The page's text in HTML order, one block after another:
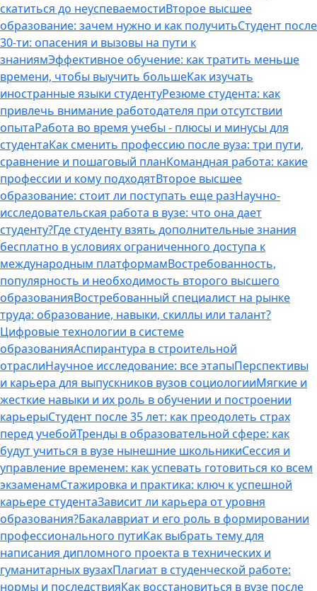
скатиться до неуспеваемостиВторое высшее
образование: зачем нужно и как получитьСтудент после
30-ти: опасения и вызовы на пути к
знаниямЭффективное обучение: как тратить меньше
времени, чтобы выучить большеКак изучать
иностранные языки студентуРезюме студента: как
привлечь внимание работодателя при отсутствии
опытаРабота во время учебы - плюсы и минусы для
студентаКак сменить профессию после вуза: три пути,
сравнение и пошаговый планКомандная работа: какие
профессии и кому подходятВторое высшее
образование: стоит ли поступать еще разНаучно-
исследовательская работа в вузе: что она дает
студенту?Где студенту взять дополнительные знания
бесплатно в условиях ограниченного доступа к
международным платформамВостребованность,
популярность и необходимость второго высшего
образованияВостребованный специалист на рынке
труда: образование, навыки, скиллы или талант?
Цифровые технологии в системе
образованияАспирантура в строительной
отраслиНаучное исследование: все этапыПерспективы
и карьера для выпускников вузов социологииМягкие и
жесткие навыки и их роль в обучении и построении
карьерыСтудент после 35 лет: как преодолеть страх
перед учебойТренды в образовательной сфере: как
будут учиться в вузе нынешние школьникиСессия и
управление временем: как успевать готовиться ко всем
экзаменамСтажировка и практика: ключ к успешной
карьере студентаЗависит ли карьера от уровня
образования?Бакалавриат и его роль в формировании
профессионального путиКак выбрать тему для
написания дипломного проекта в технических и
гуманитарных вузахПлагиат в студенческой работе:
нормы и последствияКак восстановиться в вузе после